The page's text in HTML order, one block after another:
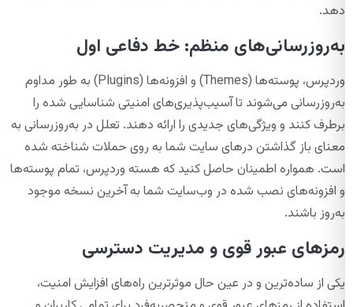
دهد.
به‌روزرسانی‌های منظم: خط دفاعی اول
وردپرس، پوسته‌ها (Themes) و افزونه‌ها (Plugins) به طور مداوم
به‌روزرسانی می‌شوند تا آسیب‌پذیری‌های امنیتی شناسایی شده را
برطرف کنند و ویژگی‌های جدیدی را ارائه دهند. تعلل در به‌روزرسانی به
معنای باز گذاشتن درهای سایت شما به روی حملات شناخته شده
است. همواره اطمینان حاصل کنید که هسته وردپرس، تمام پوسته‌ها
و افزونه‌های نصب شده در وب‌سایت شما به آخرین نسخه موجود
به‌روز باشند.
رمزهای عبور قوی و مدیریت دسترسی
یکی از ساده‌ترین و در عین حال موثرترین راه‌های افزایش امنیت،